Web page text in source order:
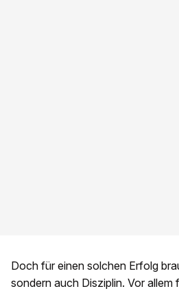
Doch für einen solchen Erfolg
sondern auch Disziplin. Vor allem